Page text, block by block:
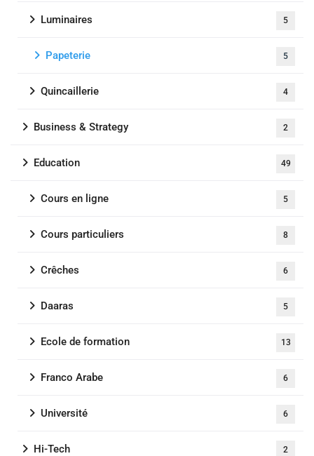
Luminaires 5
Papeterie 5
Quincaillerie 4
Business & Strategy 2
Education 49
Cours en ligne 5
Cours particuliers 8
Crêches 6
Daaras 5
Ecole de formation 13
Franco Arabe 6
Université 6
Hi-Tech 2